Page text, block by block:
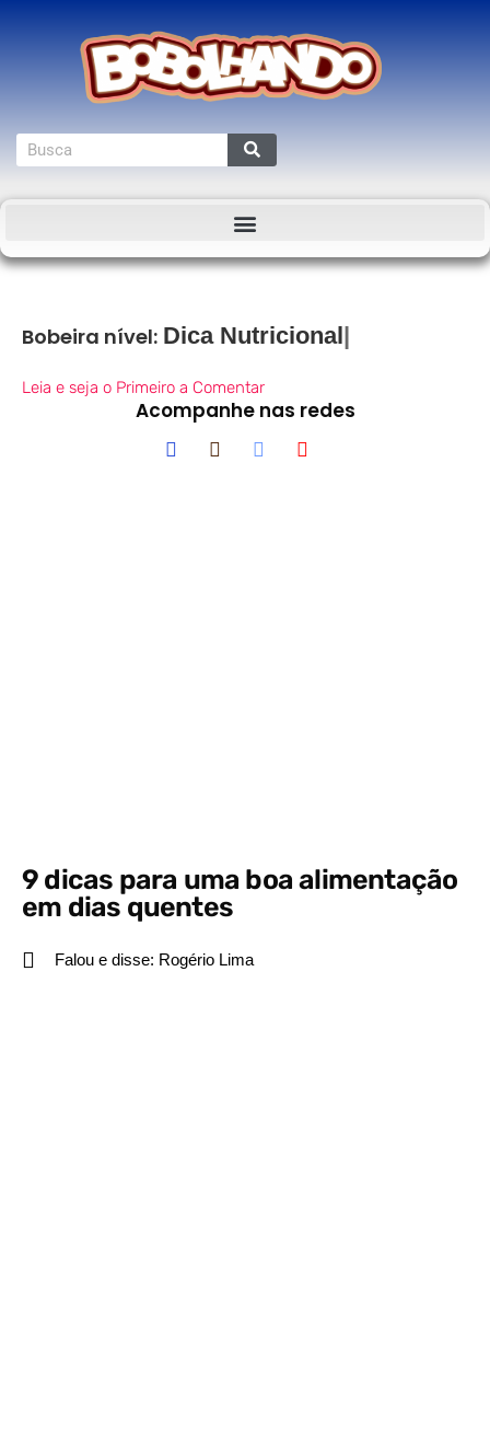
Bobeira nível: Dica Nutricional
Leia e seja o Primeiro a Comentar
Acompanhe nas redes
9 dicas para uma boa alimentação
em dias quentes
Falou e disse: Rogério Lima